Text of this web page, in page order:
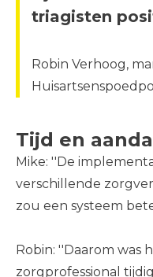
triagisten
Robin Verhoog,
Tijd en
Mike: ''De
verschillende
zou een systeem
Robin: ''Daarom was
zorgprofessional